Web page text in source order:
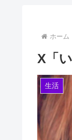
ホーム
X「
生活